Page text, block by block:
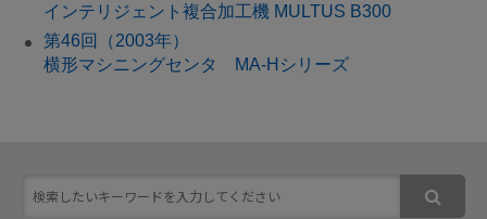
インテリジェント複合加工機 MULTUS B300
第46回（2003年）
横形マシニングセンタ MA-Hシリーズ